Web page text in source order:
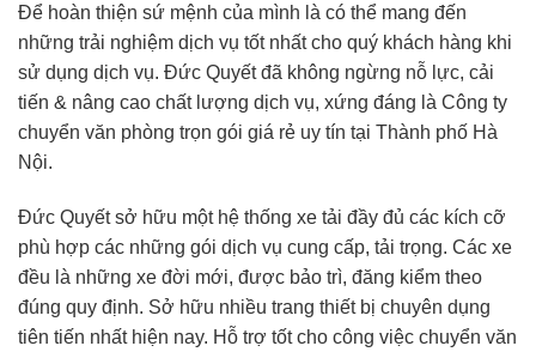
Để hoàn thiện sứ mệnh của mình là có thể mang đến
những trải nghiệm dịch vụ tốt nhất cho quý khách hàng khi
sử dụng dịch vụ. Đức Quyết đã không ngừng nỗ lực, cải
tiến & nâng cao chất lượng dịch vụ, xứng đáng là Công ty
chuyển văn phòng trọn gói giá rẻ uy tín tại Thành phố Hà
Nội.
Đức Quyết sở hữu một hệ thống xe tải đầy đủ các kích cỡ
phù hợp các những gói dịch vụ cung cấp, tải trọng. Các xe
đều là những xe đời mới, được bảo trì, đăng kiểm theo
đúng quy định. Sở hữu nhiều trang thiết bị chuyên dụng
tiên tiến nhất hiện nay. Hỗ trợ tốt cho công việc chuyển văn